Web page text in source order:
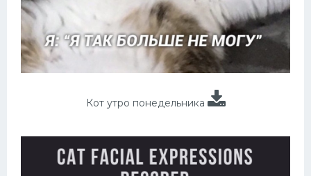
Кот утро понедельника